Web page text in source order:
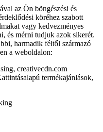
az Ön böngészési és
köréhez szabott
vagy kedvezményes
és mérni tudjuk azok sikerét.
harmadik féltől származó
a weboldalon:
creativecdn.com
termékajánlások,